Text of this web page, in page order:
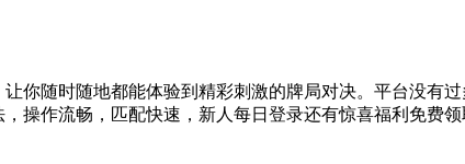
你随时随地都能体验到精彩刺激的牌局对决。平台没有
操作流畅，匹配快速，新人每日登录还有惊喜福利免费